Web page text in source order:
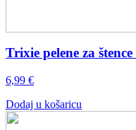
Trixie pelene za
6,99 €
Dodaj u košaricu